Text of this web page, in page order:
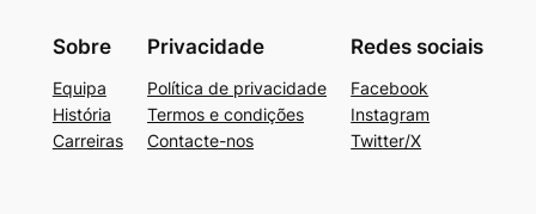
Sobre
Equipa
História
Carreiras
Privacidade
Política de privacidade
Termos e condições
Contacte-nos
Redes sociais
Facebook
Instagram
Twitter/X